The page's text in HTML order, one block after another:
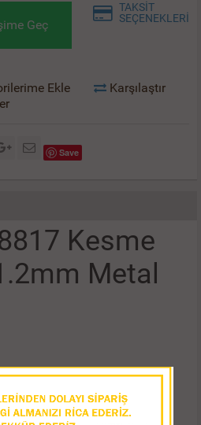
Geç
TAKSİT
SEÇENEKLERİ
Ekle
Karşılaştır
Save
Kesme
Metal